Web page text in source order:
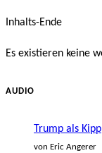
Inhalts-Ende
Es existieren keine
AUDIO
Trump als
von Eric Angerer